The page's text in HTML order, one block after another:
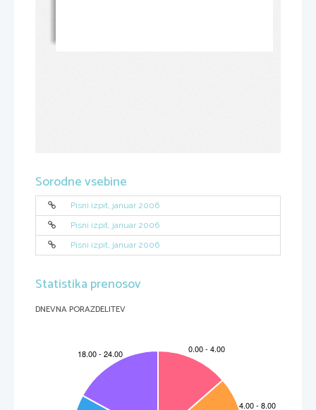
Sorodne vsebine
Pisni izpit, januar 2006
Pisni izpit, januar 2006
Pisni izpit, januar 2006
Statistika prenosov
DNEVNA PORAZDELITEV